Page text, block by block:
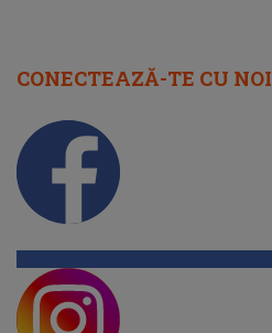
CONECTEAZĂ-TE CU NOI